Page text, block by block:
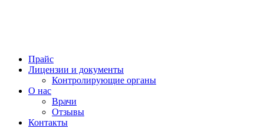
Прайс
Лицензии и документы
Контролирующие органы
О нас
Врачи
Отзывы
Контакты